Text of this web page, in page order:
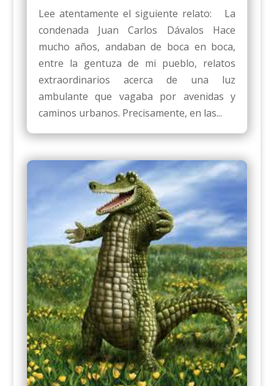
Lee atentamente el siguiente relato: La
condenada Juan Carlos Dávalos Hace
mucho años, andaban de boca en boca,
entre la gentuza de mi pueblo, relatos
extraordinarios acerca de una luz
ambulante que vagaba por avenidas y
caminos urbanos. Precisamente, en las...